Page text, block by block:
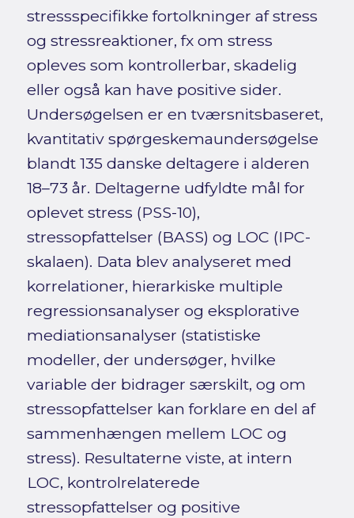
stressspecifikke fortolkninger af stress
og stressreaktioner, fx om stress
opleves som kontrollerbar, skadelig
eller også kan have positive sider.
Undersøgelsen er en tværsnitsbaseret,
kvantitativ spørgeskemaundersøgelse
blandt 135 danske deltagere i alderen
18–73 år. Deltagerne udfyldte mål for
oplevet stress (PSS-10),
stressopfattelser (BASS) og LOC (IPC-
skalaen). Data blev analyseret med
korrelationer, hierarkiske multiple
regressionsanalyser og eksplorative
mediationsanalyser (statistiske
modeller, der undersøger, hvilke
variable der bidrager særskilt, og om
stressopfattelser kan forklare en del af
sammenhængen mellem LOC og
stress). Resultaterne viste, at intern
LOC, kontrolrelaterede
stressopfattelser og positive